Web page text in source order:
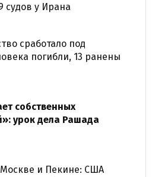
судов у Ирана
сработало под
погибли, 13 ранены
собственных
урок дела Рашада
и Пекине: США